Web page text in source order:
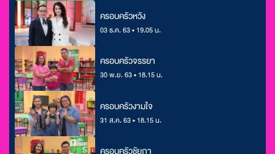
ครอบครัวหวัง
03 ธ.ค. 63 • 19.05 น.
ครอบครัวจรรยา
30 พ.ย. 63 • 18.15 น.
ครอบครัวงามใจ
31 ส.ค. 63 • 18.15 น.